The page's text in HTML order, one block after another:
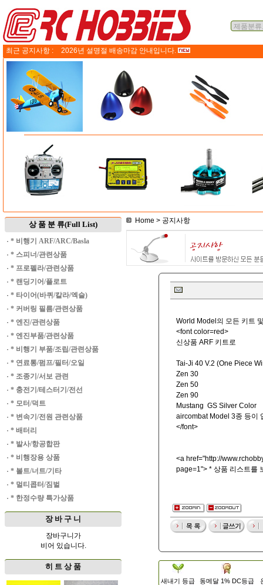
최근 공지사항 : 2026년 설명절 배송마감 안내입니다.
상 품 분 류(Full List)
· * 비행기 ARF/ARC/Basla
· * 스피너/관련상품
· * 프로펠라/관련상품
· * 랜딩기어/플로트
· * 타이어(바퀴/칼라/엑슬)
· * 커버링 필름/관련상품
· * 엔진/관련상품
· * 엔진부품/관련상품
· * 비행기 부품/조립/관련상품
· * 연료통/펌프/필터/오일
· * 조종기/서보 관련
· * 충전기/테스터기/전선
· * 모터/덕트
· * 변속기/전원 관련상품
· * 배터리
· * 발사/항공합판
· * 비행장용 상품
· * 볼트/너트/기타
· * 멀티콥터/짐벌
· * 한정수량 특가상품
장 바 구 니
장바구니가
비어 있습니다.
히 트 상 품
Home > 공지사항
World Model의 모든 키트
<font color=red>
신상품 ARF 키트로
Tai-Ji 40 V.2 (One Piece
Zen 30
Zen 50
Zen 90
Mustang GS Silver Color
aircombat Model 3종 등이
</font>
<a href="http://
page=1"> * 상품 리스트를
새내기 등급 동메달 1% DC등급